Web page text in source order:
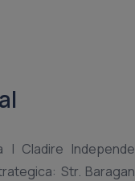
Cladire
Str.